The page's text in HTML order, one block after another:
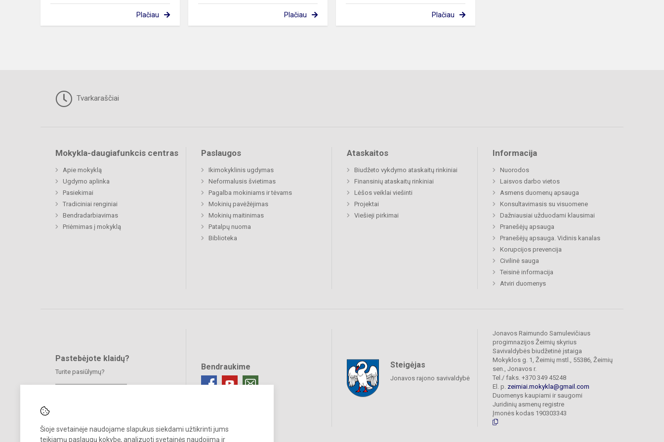
Šioje svetainėje naudojame slapukus siekdami užtikrinti jums
teikiamų paslaugų kokybę, analizuoti svetainės naudojimą ir
Plačiau Plačiau Plačiau
Tvarkaraščiai
Mokykla-daugiafunkcis centras
Apie mokyklą
Ugdymo aplinka
Pasiekimai
Tradiciniai renginiai
Bendradarbiavimas
Priėmimas į mokyklą
Paslaugos
Ikimokyklinis ugdymas
Neformalusis švietimas
Pagalba mokiniams ir tėvams
Mokinių pavėžėjimas
Mokinių maitinimas
Patalpų nuoma
Biblioteka
Ataskaitos
Biudžeto vykdymo ataskaitų rinkiniai
Finansinių ataskaitų rinkiniai
Lėšos veiklai viešinti
Projektai
Viešieji pirkimai
Informacija
Nuorodos
Laisvos darbo vietos
Asmens duomenų apsauga
Konsultavimasis su visuomene
Dažniausiai užduodami klausimai
Pranešėjų apsauga
Pranešėjų apsauga. Vidinis kanalas
Korupcijos prevencija
Civilinė sauga
Teisinė informacija
Atviri duomenys
Pastebėjote klaidų?
Turite pasiūlymų?
Bendraukime Steigėjas
Jonavos rajono savivaldybė
Jonavos Raimundo Samulevičiaus
progimnazijos Žeimių skyrius
Savivaldybės biudžetinė įstaiga
Mokyklos g. 1, Žeimių mstl., 55386, Žeimių
sen., Jonavos r.
Tel./ faks. +370 349 45248
El. p. zeimiai.mokykla@gmail.com
Duomenys kaupiami ir saugomi
Juridinių asmenų registre
Įmonės kodas 190303343